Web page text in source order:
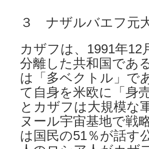
３ ナザルバエフ元
カザフは、1991年
分離した共和国であ
は「多ベクトル」で
て自身を米欧に「身
とカザフは大規模な
ヌール宇宙基地で戦
は国民の51％が話す